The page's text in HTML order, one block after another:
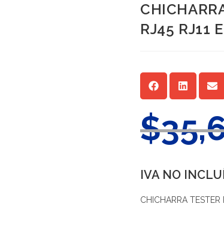
RJ45 RJ11
$
IVA NO
CHICHARRA